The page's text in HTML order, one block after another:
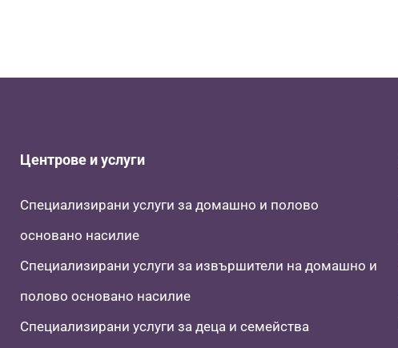
Центрове и услуги
Специализирани услуги за домашно и полово
основано насилие
Специализирани услуги за извършители на домашно и
полово основано насилие
Специализирани услуги за деца и семейства